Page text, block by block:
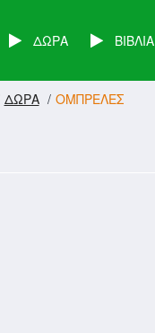
ΔΩΡΑ ΒΙΒΛΙΑ
ΔΩΡΑ ΟΜΠΡΕΛΕΣ